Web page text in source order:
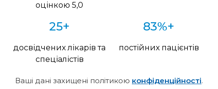
оцінкою 5,0
25+
досвідчених лікарів та
спеціалістів
83%+
постійних пацієнтів
Ваші дані захищені політикою конфіденційності.